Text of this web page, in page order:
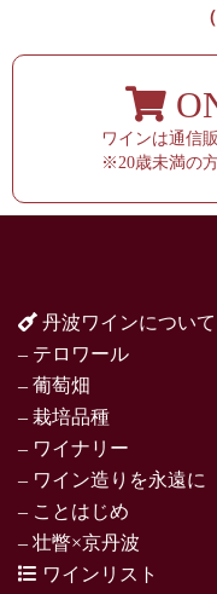
ワインは通信
※20歳未満の
丹波ワインについて
– テロワール
– 葡萄畑
– 栽培品種
– ワイナリー
– ワイン造りを永遠に
– ことはじめ
– 壮瞥×京丹波
ワインリスト